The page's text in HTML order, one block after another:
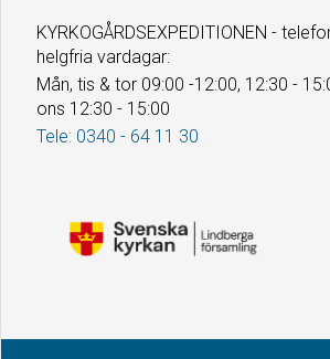
KYRKOGÅRDSEXPEDITIONEN -
helgfria vardagar:
Mån, tis & tor 09:00 -12:00, 12:30 -
ons 12:30 - 15:00
Tele: 0340 - 64 11 30